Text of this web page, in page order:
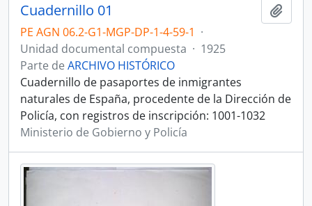
Cuadernillo 01
PE AGN 06.2-G1-MGP-DP-1-4-59-1 ·
Unidad documental compuesta · 1925
Parte de ARCHIVO HISTÓRICO
Cuadernillo de pasaportes de inmigrantes
naturales de España, procedente de la Dirección de
Policía, con registros de inscripción: 1001-1032
Ministerio de Gobierno y Policía